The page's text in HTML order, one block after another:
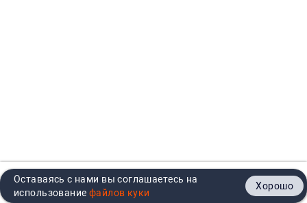
Главная Каталог Кабинет Контакты
Оставаясь с нами вы соглашаетесь на
использование
Хорошо